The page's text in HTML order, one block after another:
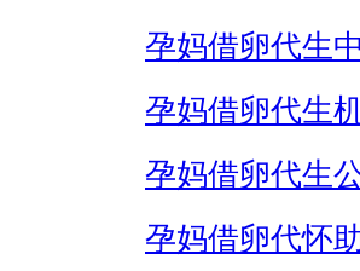
孕妈借卵代生
孕妈借卵代生
孕妈借卵代生
孕妈借卵代怀